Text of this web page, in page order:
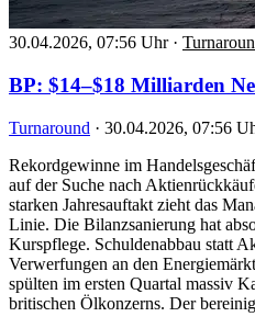
30.04.2026, 07:56 Uhr ·
BP: $14–$18 Milliarden
Turnaround · 30.04.2026, 07:56
Rekordgewinne im
auf der Suche nach
starken Jahresauftakt zieht das
Linie. Die Bilanzsanierung hat
Kurspflege. Schuldenabbau statt
Verwerfungen an den
spülten im ersten Quartal massiv
britischen Ölkonzerns. Der